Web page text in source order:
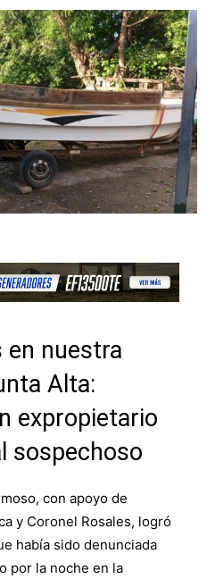
en nuestra
Alta:
expropietario
sospechoso
con apoyo de
y Coronel Rosales, logró
había sido denunciada
por la noche en la